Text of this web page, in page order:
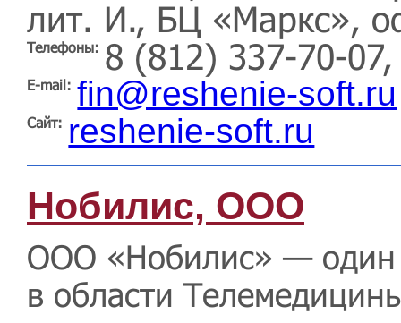
лит. И., БЦ «Маркс»,
Телефоны: 8 (812) 337-70-
E-mail: fin@reshenie-soft.ru
Сайт: reshenie-soft.ru
Нобилис, ООО
ООО «Нобилис» — один
в области